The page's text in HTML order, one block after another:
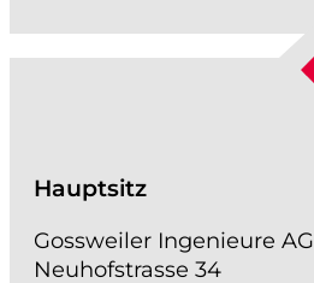
Hauptsitz
Gossweiler Ingenieure AG
Neuhofstrasse 34